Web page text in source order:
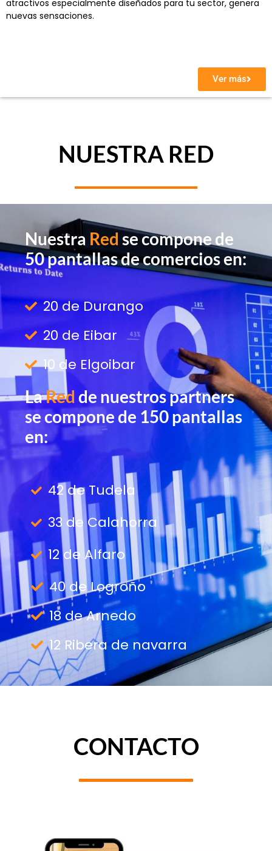
atractivos especialmente diseñados para tu sector, genera
nuevas sensaciones.
Ver más
NUESTRA RED
Nuestra Red se compone de
50 pantallas de comercios en:
20 de Durango
20 de Eibar
10 de Elgoibar
LaRed de nuestros partners
se compone de 150 pantallas
en:
42 de Tudela
33 de Calahorra
12 de Alfaro
40 de Logroño
18 de Arnedo
12 Ribera de navarra
CONTACTO